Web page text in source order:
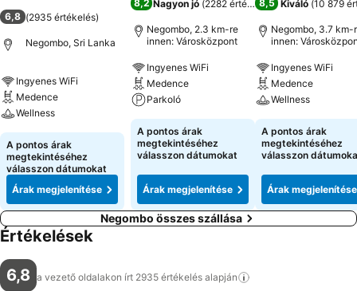
6,8 (2935 értékelés)
Negombo, Sri Lanka
Ingyenes WiFi
Medence
Wellness
A pontos árak
megtekintéséhez
válasszon dátumokat
Árak megjelenítése
8,2 Nagyon jó (2282 értékelés)
Negombo, 2.3 km-re
innen: Városközpont
Ingyenes WiFi
Medence
Parkoló
A pontos árak
megtekintéséhez
válasszon dátumokat
Árak megjelenítése
8,5 Kiváló (10 879
Negombo, 3.7 km-
innen:
Ingyenes WiFi
Medence
Wellness
A pontos árak
megtekintéséhez
válasszon
Árak megjelenítése
Negombo összes szállása
Értékelések
6,8 a vezető oldalakon írt 2935 értékelés alapján